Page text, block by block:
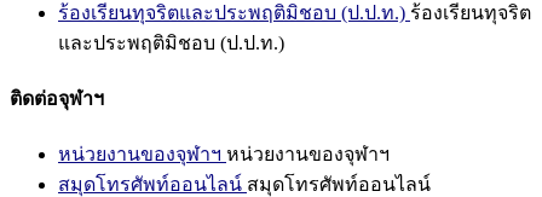
ร้องเรียนทุจริตและประพฤติมิชอบ (ป.ป.ท.) ร้องเรียนทุจริต
และประพฤติมิชอบ (ป.ป.ท.)
ติดต่อจุฬาฯ
หน่วยงานของจุฬาฯ หน่วยงานของจุฬาฯ
สมุดโทรศัพท์ออนไลน์ สมุดโทรศัพท์ออนไลน์